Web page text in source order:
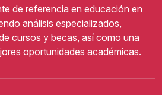
de referencia en educación en
análisis especializados,
cursos y becas, así como una
oportunidades académicas.